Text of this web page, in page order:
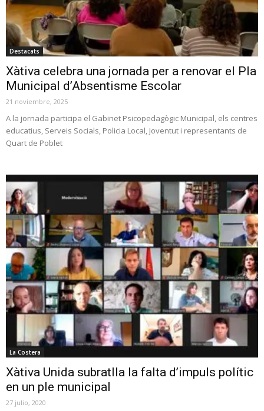
Destacats
Xàtiva celebra una jornada per a renovar el Pla
Municipal d’Absentisme Escolar
21 noviembre, 2025
A la jornada participa el Gabinet Psicopedagògic Municipal, els centres
educatius, Serveis Socials, Policia Local, Joventut i representants de
Quart de Poblet
La Costera
Xàtiva Unida subratlla la falta d’impuls polític
en un ple municipal
27 julio, 2020